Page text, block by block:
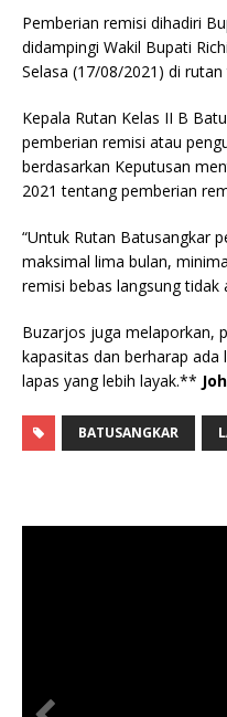
Pemberian remisi dihadiri
didampingi Wakil Bupati
Selasa (17/08/2021) di
Kepala Rutan Kelas II B
pemberian remisi atau
berdasarkan Keputusan
2021 tentang pemberian
“Untuk Rutan Batusangkar
maksimal lima bulan,
remisi bebas langsung tidak
Buzarjos juga melaporkan,
kapasitas dan berharap
lapas yang lebih layak.**
BATUSANGKAR